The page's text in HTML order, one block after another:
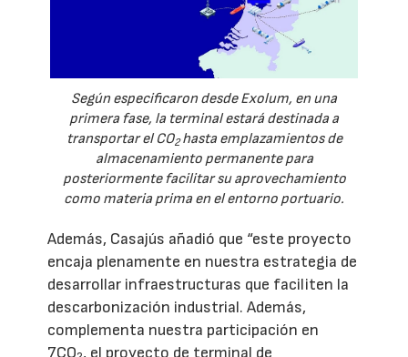
Según especificaron desde Exolum, en una
primera fase, la terminal estará destinada a
transportar el CO2hasta emplazamientos de
almacenamiento permanente para
posteriormente facilitar su aprovechamiento
como materia prima en el entorno portuario.
Además, Casajús añadió que “este proyecto
encaja plenamente en nuestra estrategia de
desarrollar infraestructuras que faciliten la
descarbonización industrial. Además,
complementa nuestra participación en
7CO , el proyecto de terminal de